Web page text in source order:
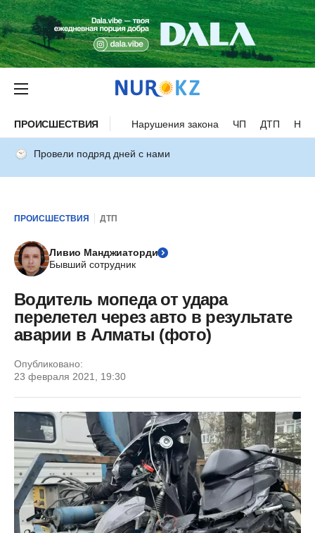
ПРОИСШЕСТВИЯ Нарушения закона ЧП ДТП
Провели подряд дней с нами
ПРОИСШЕСТВИЯ ДТП
Ливио Манджиаторди
Бывший сотрудник
Водитель мопеда от удара
перелетел через авто в результате
аварии в Алматы (фото)
Опубликовано:
23 февраля 2021, 19:30